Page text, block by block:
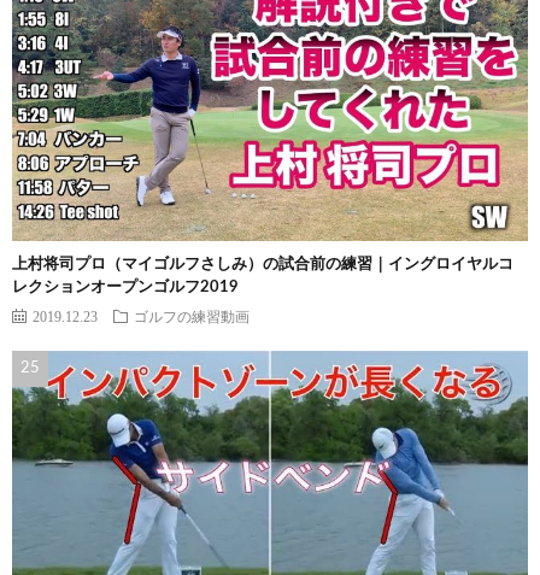
上村将司プロ（マイゴルフさしみ）の試合前の練習｜イングロイヤルコ
レクションオープンゴルフ2019
2019.12.23 ゴルフの練習動画